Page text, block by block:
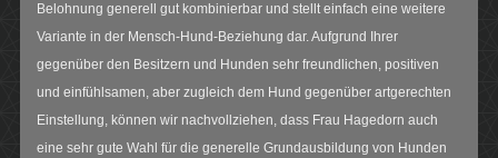
Belohnung generell gut kombinierbar und stellt einfach eine weitere
Variante in der Mensch-Hund-Beziehung dar. Aufgrund Ihrer
gegenüber den Besitzern und Hunden sehr freundlichen, positiven
und einfühlsamen, aber zugleich dem Hund gegenüber artgerechten
Einstellung, können wir nachvollziehen, dass Frau Hagedorn auch
eine sehr gute Wahl für die generelle Grundausbildung von Hunden